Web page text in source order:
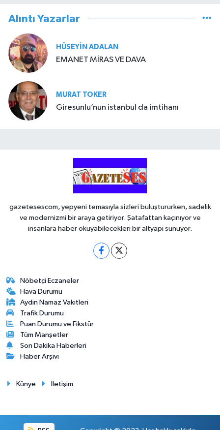
Alıntı Yazarlar
HÜSEYIN ADALAN
EMANET MİRAS VE DAVA
MURAT TOKER
Giresunlu’nun istanbul da imtihanı
gazetesescom, yepyeni temasıyla sizleri buluştururken, sadelik
ve modernizmi bir araya getiriyor. Şatafattan kaçınıyor ve
insanlara haber okuyabilecekleri bir altyapı sunuyor.
Nöbetçi Eczaneler
Hava Durumu
Aydin Namaz Vakitleri
Trafik Durumu
Puan Durumu ve Fikstür
Tüm Manşetler
Son Dakika Haberleri
Haber Arşivi
Künye İletişim